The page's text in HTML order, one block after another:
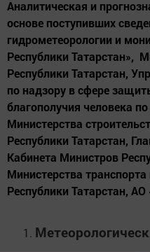
Аналитическая и
основе поступивших
гидрометеорологии и
Республики Татарстан»,
Республики Татарстан,
по надзору в сфере
благополучия человека
Министерства
Республики Татарстан,
Кабинета Министров
Министерства
Республики Татарстан,